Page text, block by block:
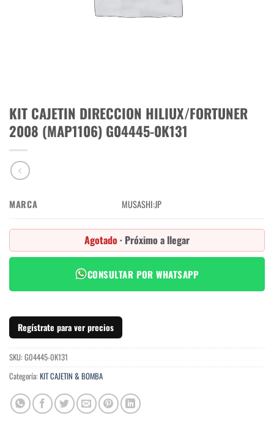
KIT CAJETIN DIRECCION HILIUX/FORTUNER
2008 (MAP1106) G04445-0K131
MARCA MUSASHI:JP
Agotado · Próximo a llegar
CONSULTAR POR WHATSAPP
Regístrate para ver precios
SKU: G04445-0K131
Categoría: KIT CAJETIN & BOMBA